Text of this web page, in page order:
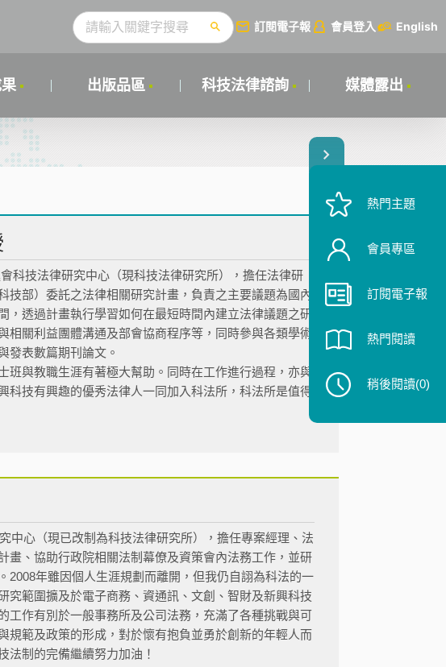
訂閱電子報 會員登入 English
出版品區 科技法律諮詢 媒體露出
科技法律研究中心（現科技法律研究所），擔任法律研
部）委託之法律相關研究計畫，負責之主要議題為國內
透過計畫執行學習如何在最短時間內建立法律議題之研
關利益團體溝通及部會協商程序等，同時參與各類學術
發表數篇期刊論文。
與教職生涯有著極大幫助。同時在工作進行過程，亦與
技有興趣的優秀法律人一同加入科法所，科法所是值得
中心（現已改制為科技法律研究所），擔任專案經理、法
畫、協助行政院相關法制幕僚及資策會內法務工作，並研
年雖因個人生涯規劃而離開，但我仍自詡為科法的一
範圍擴及於電子商務、資通訊、文創、智財及新興科技
工作有別於一般事務所及公司法務，充滿了各種挑戰與可
規範及政策的形成，對於懷有抱負並勇於創新的年輕人而
法制的完備繼續努力加油！
熱門主題
會員專區
訂閱電子報
熱門閱讀
稍後閱讀(0)